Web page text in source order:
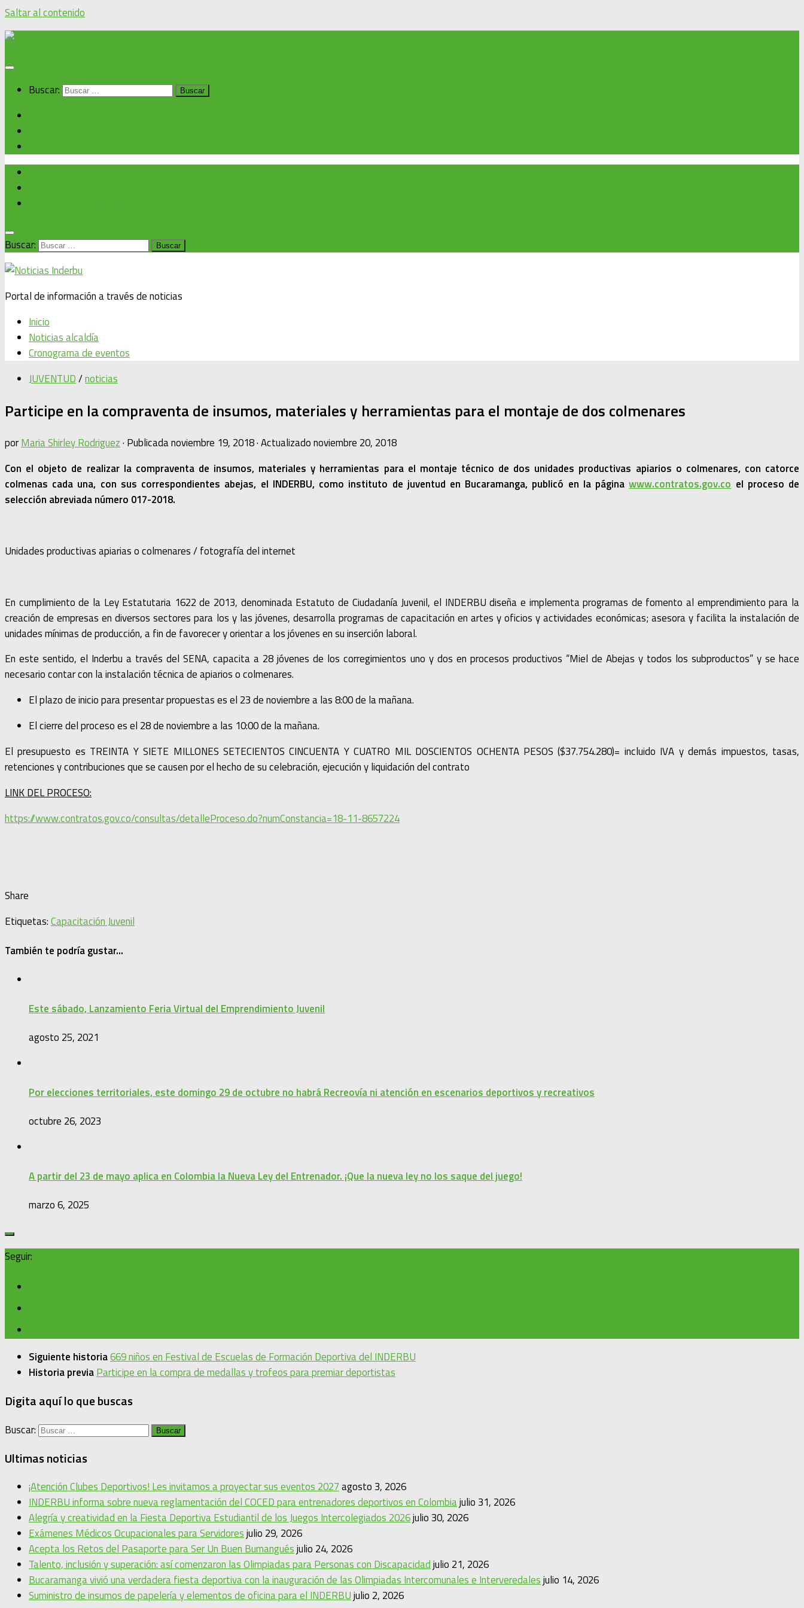
Saltar al contenido
Buscar:
Buscar:
Portal de información a través de noticias
Inicio
Noticias alcaldía
Cronograma de eventos
JUVENTUD/noticias
Participe en la compraventa de insumos, materiales y herramientas para el montaje de dos colmenares
porMaria Shirley Rodriguez· Publicadanoviembre 19, 2018· Actualizadonoviembre 20, 2018
Con el objeto de realizar la compraventa de insumos, materiales y herramientas para el montaje técnico de dos unidades productivas apiarios o colmenares, con catorce
colmenas cada una, con sus correspondientes abejas, el INDERBU, como instituto de juventud en Bucaramanga, publicó en la páginawww.contratos.gov.co el proceso de
selección abreviada número 017-2018.
Unidades productivas apiarias o colmenares / fotografía del internet
En cumplimiento de la Ley Estatutaria 1622 de 2013, denominada Estatuto de Ciudadanía Juvenil, el INDERBU diseña e implementa programas de fomento al emprendimiento para la
creación de empresas en diversos sectores para los y las jóvenes, desarrolla programas de capacitación en artes y oficios y actividades económicas; asesora y facilita la instalación de
unidades mínimas de producción, a fin de favorecer y orientar a los jóvenes en su inserción laboral.
En este sentido, el Inderbu a través del SENA, capacita a 28 jóvenes de los corregimientos uno y dos en procesos productivos “Miel de Abejas y todos los subproductos” y se hace
necesario contar con la instalación técnica de apiarios o colmenares.
El plazo de inicio para presentar propuestas es el 23 de noviembre a las 8:00 de la mañana.
El cierre del proceso es el 28 de noviembre a las 10:00 de la mañana.
El presupuesto es TREINTA Y SIETE MILLONES SETECIENTOS CINCUENTA Y CUATRO MIL DOSCIENTOS OCHENTA PESOS ($37.754.280)= incluido IVA y demás impuestos, tasas,
retenciones y contribuciones que se causen por el hecho de su celebración, ejecución y liquidación del contrato
LINK DEL PROCESO:
https://www.contratos.gov.co/consultas/detalleProceso.do?numConstancia=18-11-8657224
Share
Etiquetas:Capacitación Juvenil
También te podría gustar...
Este sábado, Lanzamiento Feria Virtual del Emprendimiento Juvenil
agosto 25, 2021
Por elecciones territoriales, este domingo 29 de octubre no habrá Recreovía ni atención en escenarios deportivos y recreativos
octubre 26, 2023
A partir del 23 de mayo aplica en Colombia la Nueva Ley del Entrenador. ¡Que la nueva ley no los saque del juego!
marzo 6, 2025
Seguir:
Siguiente historia669 niños en Festival de Escuelas de Formación Deportiva del INDERBU
Historia previaParticipe en la compra de medallas y trofeos para premiar deportistas
Digita aquí lo que buscas
Buscar:
Ultimas noticias
¡Atención Clubes Deportivos! Les invitamos a proyectar sus eventos 2027agosto 3, 2026
INDERBU informa sobre nueva reglamentación del COCED para entrenadores deportivos en Colombiajulio 31, 2026
Alegría y creatividad en la Fiesta Deportiva Estudiantil de los Juegos Intercolegiados 2026julio 30, 2026
Exámenes Médicos Ocupacionales para Servidoresjulio 29, 2026
Acepta los Retos del Pasaporte para Ser Un Buen Bumanguésjulio 24, 2026
Talento, inclusión y superación: así comenzaron las Olimpiadas para Personas con Discapacidadjulio 21, 2026
Bucaramanga vivió una verdadera fiesta deportiva con la inauguración de las Olimpiadas Intercomunales e Interveredalesjulio 14, 2026
Suministro de insumos de papelería y elementos de oficina para el INDERBUjulio 2, 2026